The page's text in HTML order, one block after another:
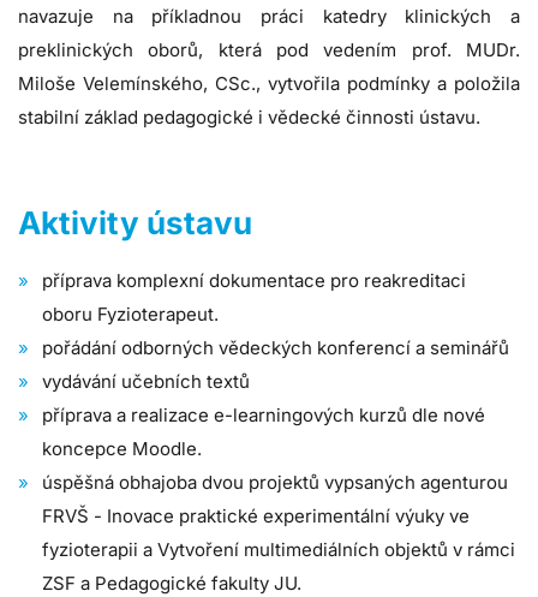
navazuje na příkladnou práci katedry klinických a
preklinických oborů, která pod vedením prof. MUDr.
Miloše Velemínského, CSc., vytvořila podmínky a položila
stabilní základ pedagogické i vědecké činnosti ústavu.
Aktivity ústavu
příprava komplexní dokumentace pro reakreditaci
oboru Fyzioterapeut.
pořádání odborných vědeckých konferencí a seminářů
vydávání učebních textů
příprava a realizace e-learningových kurzů dle nové
koncepce Moodle.
úspěšná obhajoba dvou projektů vypsaných agenturou
FRVŠ - Inovace praktické experimentální výuky ve
fyzioterapii a Vytvoření multimediálních objektů v rámci
ZSF a Pedagogické fakulty JU.